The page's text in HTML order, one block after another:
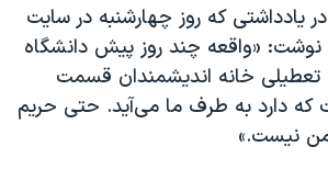
کادر رهبری ایران
۹۸
نوبل صلح
یادداشتی که روز چهارشنبه در سایت
«واقعه چند روز پیش دانشگاه
تعطیلی خانه اندیشمندان قسمت
که دارد به طرف ما می‌آید. حتی حریم
نیست.»